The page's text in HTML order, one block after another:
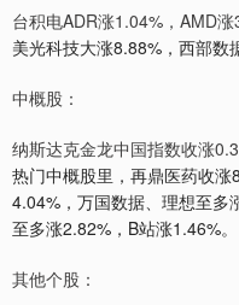
台积电ADR涨1.04%，AMD涨
美光科技大涨8.88%，西部数
中概股：
纳斯达克金龙中国指数收涨
热门中概股里，再鼎医药收
4.04%，万国数据、理想至多
至多涨2.82%，B站涨1.46%。
其他个股：